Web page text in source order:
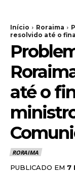
Início Roraima
resolvido até o
até o
RORAIMA
PUBLICADO EM 7